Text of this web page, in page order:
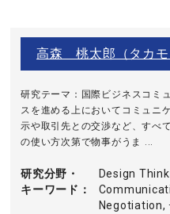
高森 桃太郎（タカ
研究テーマ：国際ビジネスコミ
スを進める上においてコミュニ
示や取引先との交渉など、すべ
の使い方次第で物事がうま ...
研究分野・
キーワード
Design
Negotiation,